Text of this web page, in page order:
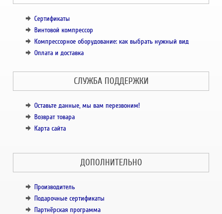
Сертификаты
Винтовой компрессор
Компрессорное оборудование: как выбрать нужный вид
Оплата и доставка
СЛУЖБА ПОДДЕРЖКИ
Оставьте данные, мы вам перезвоним!
Возврат товара
Карта сайта
ДОПОЛНИТЕЛЬНО
Производитель
Подарочные сертификаты
Партнёрская программа